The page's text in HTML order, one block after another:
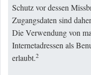
Schutz vor dessen
Zugangsdaten sind
Die Verwendung von
Internetadressen als
erlaubt.2